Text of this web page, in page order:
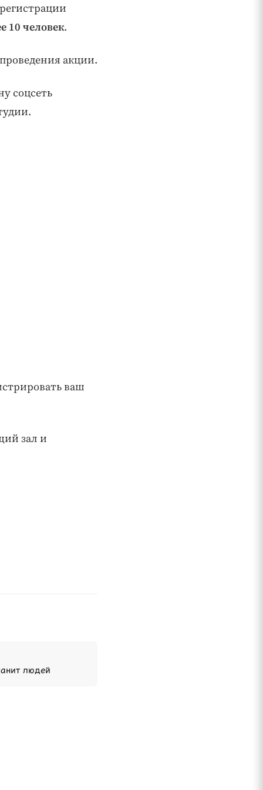
10 человек.
акции.
соцсеть
ваш
зал и
людей